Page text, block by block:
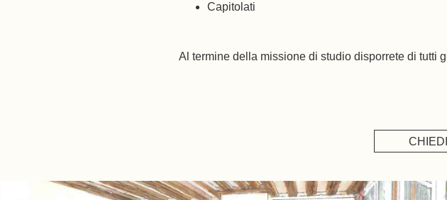
Capitolati
Al termine della missione di studio disporrete di tutti